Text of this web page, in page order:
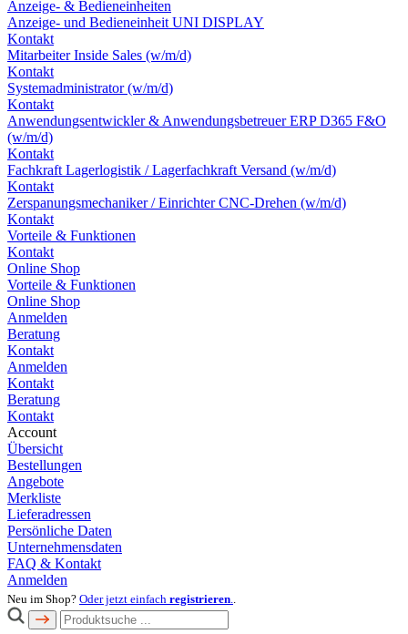
Anzeige- & Bedieneinheiten
Anzeige- und Bedieneinheit UNI DISPLAY
Kontakt
Mitarbeiter Inside Sales (w/m/d)
Kontakt
Systemadministrator (w/m/d)
Kontakt
Anwendungsentwickler & Anwendungsbetreuer ERP D365 F&O
(w/m/d)
Kontakt
Fachkraft Lagerlogistik / Lagerfachkraft Versand (w/m/d)
Kontakt
Zerspanungsmechaniker / Einrichter CNC-Drehen (w/m/d)
Kontakt
Vorteile & Funktionen
Kontakt
Online Shop
Vorteile & Funktionen
Online Shop
Anmelden
Beratung
Kontakt
Anmelden
Kontakt
Beratung
Kontakt
Account
Übersicht
Bestellungen
Angebote
Merkliste
Lieferadressen
Persönliche Daten
Unternehmensdaten
FAQ & Kontakt
Anmelden
Neu im Shop? Oder jetzt einfach registrieren..